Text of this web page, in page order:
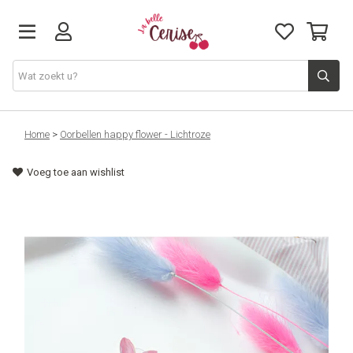
Just arrived
Juwelen & Accessoires
Lifestyle & Gifts
Home > Oorbellen happy flower - Lichtroze
Voeg toe aan wishlist